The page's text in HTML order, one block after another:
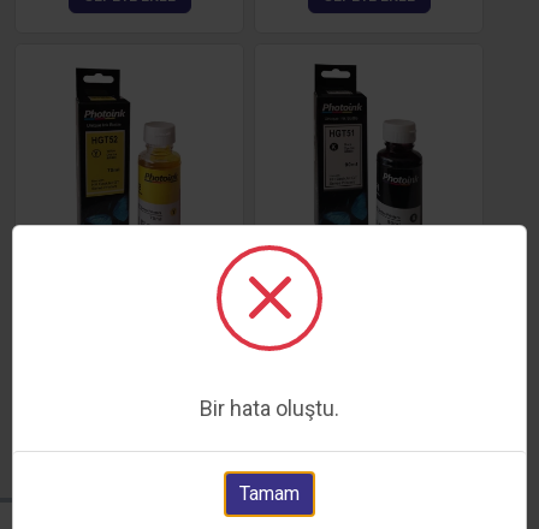
HP GT52 UYUMLU SARI
HP GT53XL UYUMLU SİYAH
Bir hata oluştu.
Tamam